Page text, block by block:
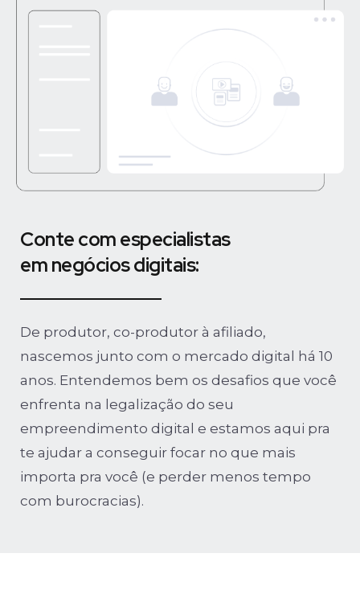
Conte com especialistas
em negócios digitais:
De produtor, co-produtor à afiliado,
nascemos junto com o mercado digital há 10
anos. Entendemos bem os desafios que você
enfrenta na legalização do seu
empreendimento digital e estamos aqui pra
te ajudar a conseguir focar no que mais
importa pra você (e perder menos tempo
com burocracias).